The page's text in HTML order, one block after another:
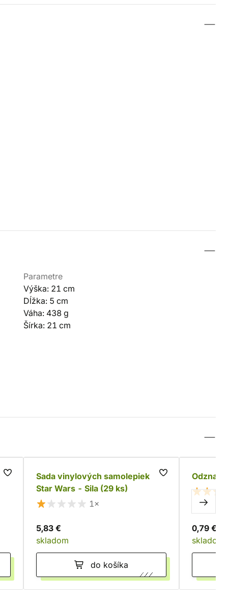
Parametre
Výška: 21 cm
Dĺžka: 5 cm
Váha: 438 g
Šírka: 21 cm
Sada vinylových samolepiek
Star Wars - Sila (29 ks)
1×
5,83 €
skladom
do košíka
Odznak
0,79 €
skladom